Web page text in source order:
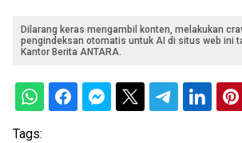
Dilarang keras mengambil konten, melakukan
pengindeksan otomatis untuk AI di situs web ini
Kantor Berita ANTARA.
Tags: